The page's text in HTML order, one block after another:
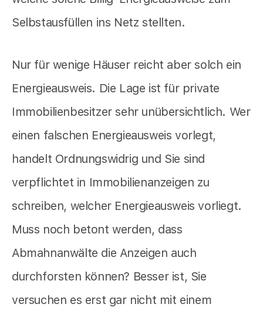
Selbstausfüllen ins Netz stellten.
Nur für wenige Häuser reicht aber solch ein
Energieausweis. Die Lage ist für private
Immobilienbesitzer sehr unübersichtlich. Wer
einen falschen Energieausweis vorlegt,
handelt Ordnungswidrig und Sie sind
verpflichtet in Immobilienanzeigen zu
schreiben, welcher Energieausweis vorliegt.
Muss noch betont werden, dass
Abmahnanwälte die Anzeigen auch
durchforsten können? Besser ist, Sie
versuchen es erst gar nicht mit einem